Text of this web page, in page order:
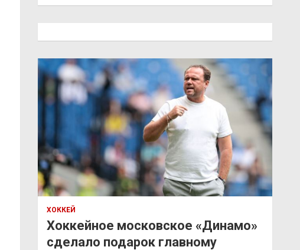
ХОККЕЙ
Хоккейное московское «Динамо»
сделало подарок главному